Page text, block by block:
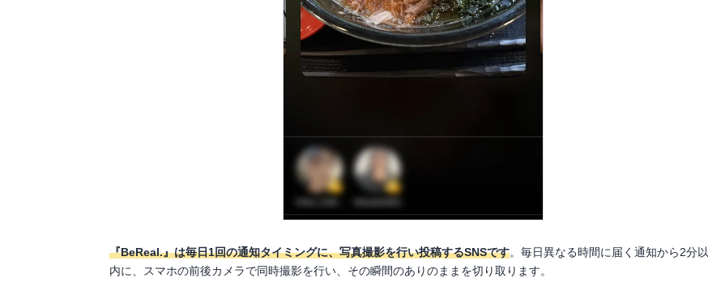
『BeReal.』は毎日1回の通知タイミングに、写真撮影を行い投稿するSNSです。毎日異なる時間に届く通知から2分以
内に、スマホの前後カメラで同時撮影を行い、その瞬間のありのままを切り取ります。